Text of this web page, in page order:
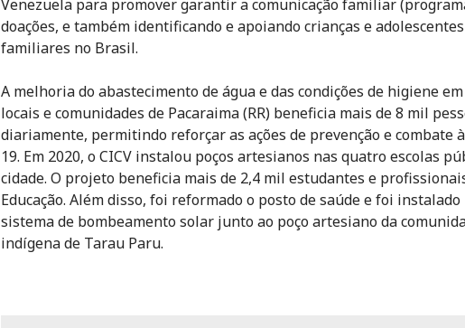
Venezuela para promover garantir a comunicação familiar
doações, e também identificando e apoiando crianças e
familiares no Brasil.
A melhoria do abastecimento de água e das condições de higiene
locais e comunidades de Pacaraima (RR) beneficia mais de 8 mil
diariamente, permitindo reforçar as ações de prevenção e combate
19. Em 2020, o CICV instalou poços artesianos nas quatro escolas
cidade. O projeto beneficia mais de 2,4 mil estudantes e
Educação. Além disso, foi reformado o posto de saúde e foi instalado
sistema de bombeamento solar junto ao poço artesiano da
indígena de Tarau Paru.